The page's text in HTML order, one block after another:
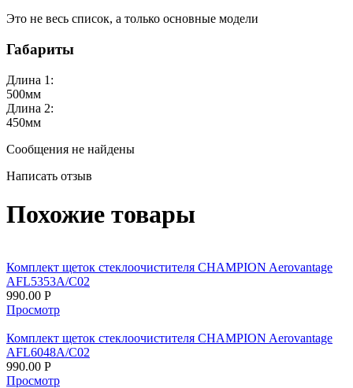
Это не весь список, а только основные модели
Габариты
Длина 1:
500мм
Длина 2:
450мм
Сообщения не найдены
Написать отзыв
Похожие товары
Комплект щеток стеклоочистителя CHAMPION Aerovantage
AFL5353A/C02
990.00 Р
Просмотр
Комплект щеток стеклоочистителя CHAMPION Aerovantage
AFL6048A/C02
990.00 Р
Просмотр